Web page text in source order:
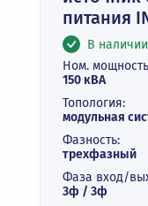
питания
В наличии
Ном.
150 кВА
Топология:
модульная
Фазность:
трехфазный
Фаза вход/
3ф / 3ф